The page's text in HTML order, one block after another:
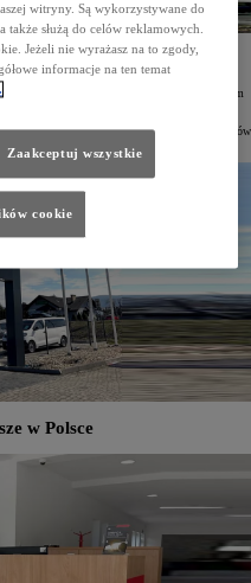
liczy już osiem stacji. Pierwsze z nich –
i w Poznaniu – powstały w 2019 roku.
w Gdańsku, Szczecinie i w Warszawie
sieć Professional do 16 stacji. Jeszcze w tym
standardy dotyczące sprzedaży pojazdów
w Polsce
witryny. Są wykorzystywane do
także służą do celów reklamowych.
Jeżeli nie wyrażasz na to zgody,
informacje na ten temat
Zaakceptuj wszystkie
cookie